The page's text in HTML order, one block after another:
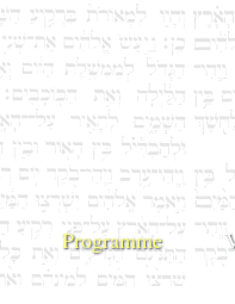
Programme